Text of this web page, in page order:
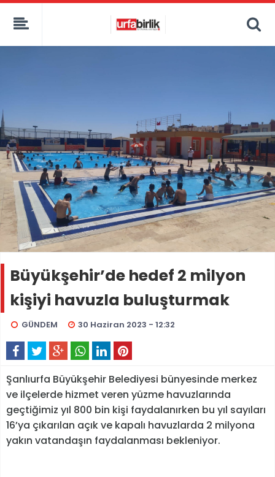
Büyükşehir’de hedef 2 milyon
kişiyi havuzla buluşturmak
GÜNDEM 30 Haziran 2023 - 12:32
Şanlıurfa Büyükşehir Belediyesi bünyesinde merkez
ve ilçelerde hizmet veren yüzme havuzlarında
geçtiğimiz yıl 800 bin kişi faydalanırken bu yıl sayıları
16’ya çıkarılan açık ve kapalı havuzlarda 2 milyona
yakın vatandaşın faydalanması bekleniyor.